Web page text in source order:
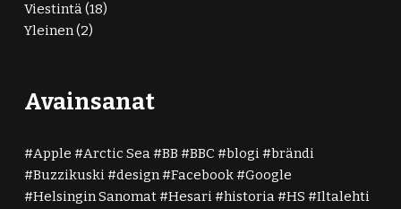
Viestintä(18)
Yleinen(2)
Avainsanat
Apple Arctic Sea BB BBC blogi
brändi
Buzzikuski
design Facebook
Google
Helsingin Sanomat
Hesari historia HS
Iltalehti